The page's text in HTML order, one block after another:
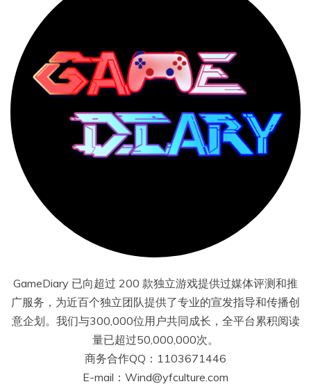
GameDiary 已向超过 200 款独立游戏提供过媒体评测和推
广服务，为近百个独立团队提供了专业的宣发指导和传播创
意企划。我们与300,000位用户共同成长，全平台累积阅读
量已超过50,000,000次。
商务合作QQ：1103671446
E-mail：Wind@yfculture.com